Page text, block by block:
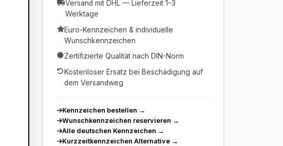
Versand mit DHL — Lieferzeit 1–3
Werktage
Euro-Kennzeichen & individuelle
Wunschkennzeichen
Zertifizierte Qualität nach DIN-Norm
Kostenloser Ersatz bei Beschädigung auf
dem Versandweg
Kennzeichen bestellen →
Wunschkennzeichen reservieren →
Alle deutschen Kennzeichen →
Kurzzeitkennzeichen Alternative →